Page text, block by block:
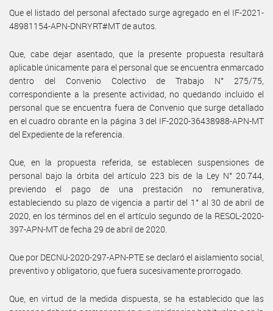
Que el listado del personal afectado surge agregado en el IF-2021-
48981154-APN-DNRYRT#MT de autos.
Que, cabe dejar asentado, que la presente propuesta resultará
aplicable únicamente para el personal que se encuentra enmarcado
dentro del Convenio Colectivo de Trabajo N° 275/75,
correspondiente a la presente actividad, no quedando incluido el
personal que se encuentra fuera de Convenio que surge detallado
en el cuadro obrante en la página 3 del IF-2020-36438988-APN-MT
del Expediente de la referencia.
Que, en la propuesta referida, se establecen suspensiones de
personal bajo la órbita del artículo 223 bis de la Ley N° 20.744,
previendo el pago de una prestación no remunerativa,
estableciendo su plazo de vigencia a partir del 1° al 30 de abril de
2020, en los términos del en el artículo segundo de la RESOL-2020-
397-APN-MT de fecha 29 de abril de 2020.
Que por DECNU-2020-297-APN-PTE se declaró el aislamiento social,
preventivo y obligatorio, que fuera sucesivamente prorrogado.
Que, en virtud de la medida dispuesta, se ha establecido que las